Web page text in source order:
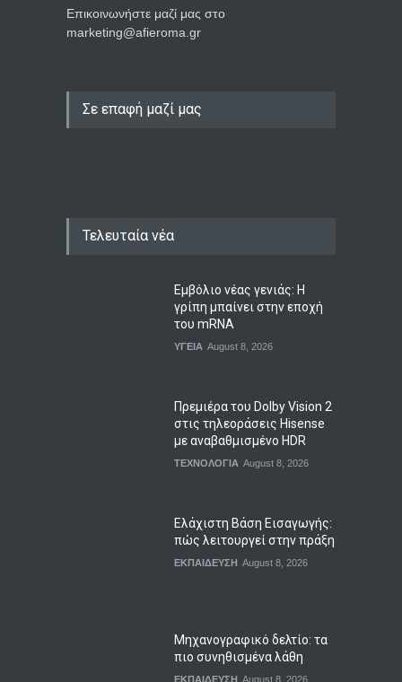
Επικοινωνήστε μαζί μας στο
marketing@afieroma.gr
Σε επαφή μαζί μας
Τελευταία νέα
Εμβόλιο νέας γενιάς: Η
γρίπη μπαίνει στην εποχή
του mRNA
ΥΓΕΙΑ August 8, 2026
Πρεμιέρα του Dolby Vision 2
στις τηλεοράσεις Hisense
με αναβαθμισμένο HDR
ΤΕΧΝΟΛΟΓΙΑ August 8, 2026
Ελάχιστη Βάση Εισαγωγής:
πώς λειτουργεί στην πράξη
ΕΚΠΑΙΔΕΥΣΗ August 8, 2026
Μηχανογραφικό δελτίο: τα
πιο συνηθισμένα λάθη
ΕΚΠΑΙΔΕΥΣΗ August 8, 2026